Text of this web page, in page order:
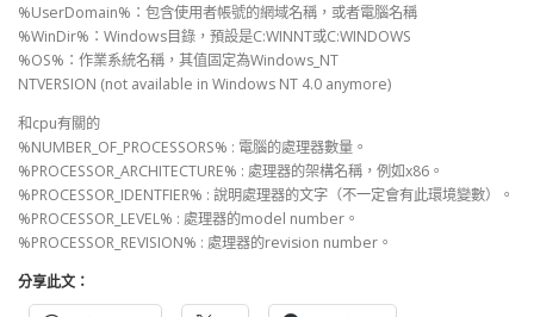
%UserDomain%：包含使用者帳號的網域名稱，或者電腦名稱
%WinDir%：Windows目錄，預設是C:WINNT或C:WINDOWS
%OS%：作業系統名稱，其值固定為Windows_NT
NTVERSION (not available in Windows NT 4.0 anymore)
和cpu有關的
%NUMBER_OF_PROCESSORS% : 電腦的處理器數量。
%PROCESSOR_ARCHITECTURE% : 處理器的架構名稱，例如x86。
%PROCESSOR_IDENTFIER% : 說明處理器的文字（不一定會有此環境變數）。
%PROCESSOR_LEVEL% : 處理器的model number。
%PROCESSOR_REVISION% : 處理器的revision number。
分享此文：